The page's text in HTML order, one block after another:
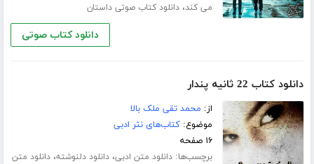
می کند،دانلود کتاب صوتی داستان
دانلود کتاب صوتی
دانلود کتاب 22 ثانیه پندار
از: محمد تقی ملک بالا
موضوع:کتاب‌های نثر ادبی
۱۶ صفحه
برچسب‌ها:دانلود متن ادبی،دانلود دلنوشته،دانلود متن